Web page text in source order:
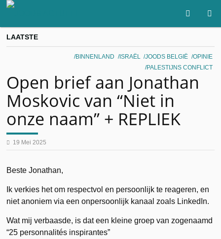
LAATSTE
BINNENLAND ISRAËL JOODS BELGIË
OPINIE
PALESTIJNS CONFLICT
Open brief aan Jonathan
Moskovic van “Niet in
onze naam” + REPLIEK
19 Mei 2025
Beste Jonathan,
Ik verkies het om respectvol en persoonlijk te reageren, en
niet anoniem via een onpersoonlijk kanaal zoals LinkedIn.
Wat mij verbaasde, is dat een kleine groep van zogenaamd
“25 personnalités inspirantes”